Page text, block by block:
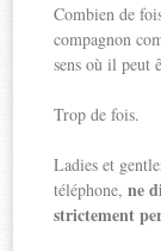
Combien de
compagnon
sens où il peut
Trop de fois.
Ladies et
téléphone,ne
strictement